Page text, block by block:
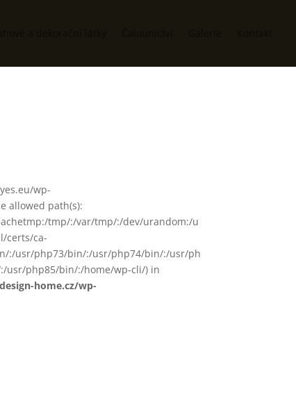
wp-
allowed path(s):
tmp/:/var/tmp/:/dev/urandom:/u
certs/ca-
:/usr/php73/bin/:/usr/php74/bin/:/usr/ph
php85/bin/:/home/wp-cli/) in
home.cz/wp-